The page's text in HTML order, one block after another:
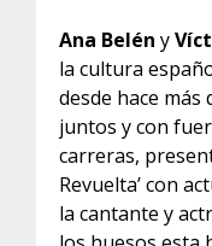
Ana Belén y
la cultura
desde hace más
juntos y con
carreras,
Revuelta’ con
la cantante y